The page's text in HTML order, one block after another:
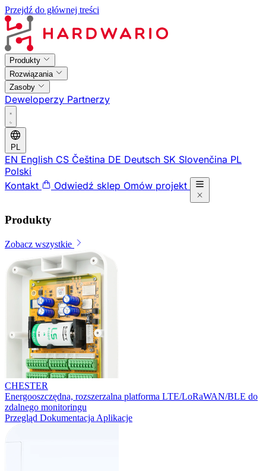
Przejdź do głównej treści
Produkty
Rozwiązania
Zasoby
Deweloperzy Partnerzy
PL
EN English CS Čeština DE Deutsch SK Slovenčina PL
Polski
Kontakt
Odwiedź sklep Omów projekt
Produkty
Zobacz wszystkie
CHESTER
Energooszczędna, rozszerzalna platforma LTE/LoRaWAN/BLE do
zdalnego monitoringu
Przegląd Dokumentacja Aplikacje